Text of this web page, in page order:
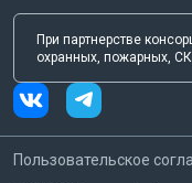
При партнерстве
охранных, пожарных,
Пользовательское